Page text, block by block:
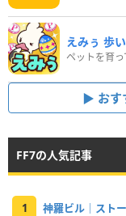
えみぅ 歩
おす
FF7の人気記事
1